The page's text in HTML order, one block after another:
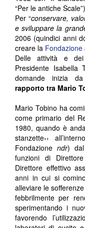
“Per le antiche
Per “conservare,
e sviluppare la
2006 (quindici anni
creare la Fondazione
Delle attività e
Presidente Isabella
domande inizia
rapporto tra Mario
Mario Tobino ha
come primario del
1980, quando è
stanzette››
Fondazionendr)
funzioni di
Direttore effettivo
anni in cui si
alleviare le
febbrilmente per
sperimentando i
favorendo